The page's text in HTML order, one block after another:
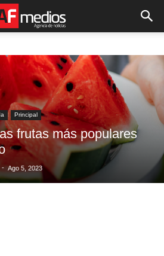
Principal
frutas más populares
- Ago 5, 2023